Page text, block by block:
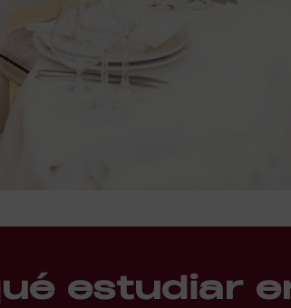
estudiar